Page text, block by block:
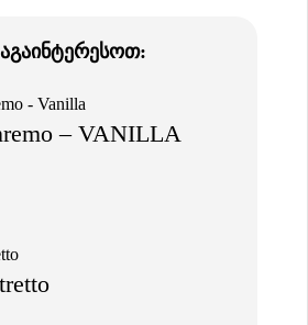
– VANILLA